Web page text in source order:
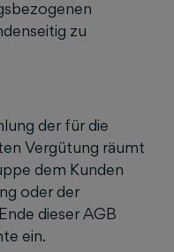
zu
der für die
Vergütung räumt
dem Kunden
oder der
dieser AGB
ein.